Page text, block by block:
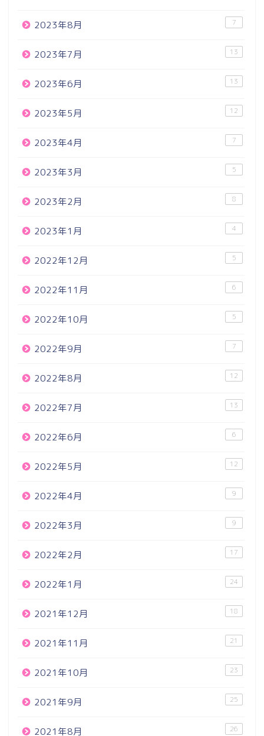
2023年8月 7
2023年7月 13
2023年6月 13
2023年5月 12
2023年4月 7
2023年3月 5
2023年2月 8
2023年1月 4
2022年12月 5
2022年11月 6
2022年10月 5
2022年9月 7
2022年8月 12
2022年7月 13
2022年6月 6
2022年5月 12
2022年4月 9
2022年3月 9
2022年2月 17
2022年1月 24
2021年12月 18
2021年11月 21
2021年10月 23
2021年9月 25
2021年8月 26